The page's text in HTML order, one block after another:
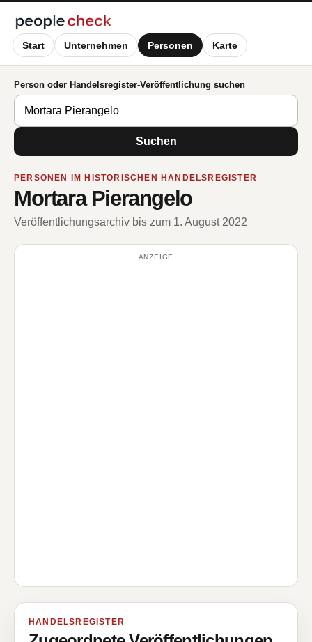
Start Unternehmen Personen Karte
Person oder Handelsregister-Veröffentlichung suchen
Suchen
PERSONEN IM HISTORISCHEN HANDELSREGISTER
Mortara Pierangelo
Veröffentlichungsarchiv bis zum 1. August 2022
ANZEIGE
HANDELSREGISTER